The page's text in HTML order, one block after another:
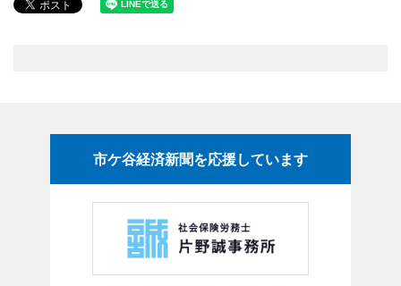
市ケ谷経済新聞を応援しています